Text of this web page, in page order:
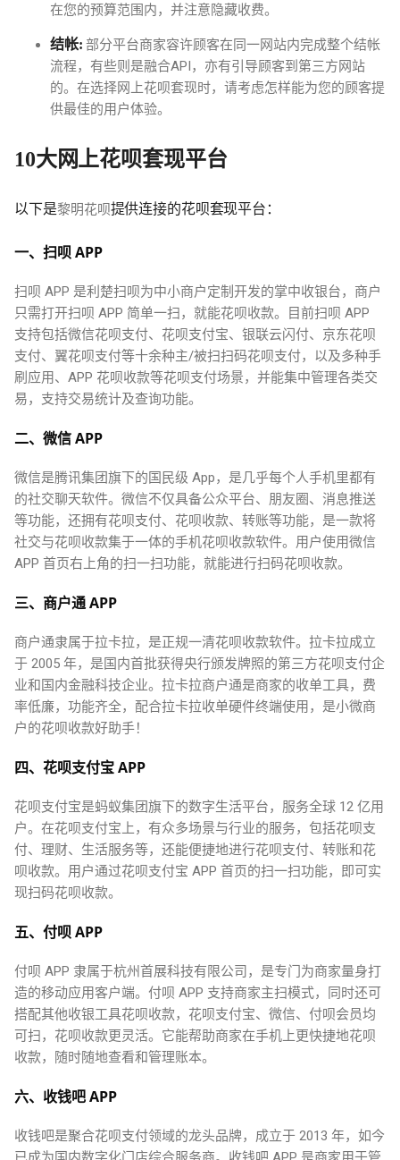
在您的预算范围内，并注意隐藏收费。
结帐: 部分平台商家容许顾客在同一网站内完成整个结帐
流程，有些则是融合API，亦有引导顾客到第三方网站
的。在选择网上花呗套现时，请考虑怎样能为您的顾客提
供最佳的用户体验。
10大网上花呗套现平台
以下是黎明花呗提供连接的花呗套现平台：
一、扫呗 APP
扫呗 APP 是利楚扫呗为中小商户定制开发的掌中收银台，商户
只需打开扫呗 APP 简单一扫，就能花呗收款。目前扫呗 APP
支持包括微信花呗支付、花呗支付宝、银联云闪付、京东花呗
支付、翼花呗支付等十余种主/被扫扫码花呗支付，以及多种手
刷应用、APP 花呗收款等花呗支付场景，并能集中管理各类交
易，支持交易统计及查询功能。
二、微信 APP
微信是腾讯集团旗下的国民级 App，是几乎每个人手机里都有
的社交聊天软件。微信不仅具备公众平台、朋友圈、消息推送
等功能，还拥有花呗支付、花呗收款、转账等功能，是一款将
社交与花呗收款集于一体的手机花呗收款软件。用户使用微信
APP 首页右上角的扫一扫功能，就能进行扫码花呗收款。
三、商户通 APP
商户通隶属于拉卡拉，是正规一清花呗收款软件。拉卡拉成立
于 2005 年，是国内首批获得央行颁发牌照的第三方花呗支付企
业和国内金融科技企业。拉卡拉商户通是商家的收单工具，费
率低廉，功能齐全，配合拉卡拉收单硬件终端使用，是小微商
户的花呗收款好助手！
四、花呗支付宝 APP
花呗支付宝是蚂蚁集团旗下的数字生活平台，服务全球 12 亿用
户。在花呗支付宝上，有众多场景与行业的服务，包括花呗支
付、理财、生活服务等，还能便捷地进行花呗支付、转账和花
呗收款。用户通过花呗支付宝 APP 首页的扫一扫功能，即可实
现扫码花呗收款。
五、付呗 APP
付呗 APP 隶属于杭州首展科技有限公司，是专门为商家量身打
造的移动应用客户端。付呗 APP 支持商家主扫模式，同时还可
搭配其他收银工具花呗收款，花呗支付宝、微信、付呗会员均
可扫，花呗收款更灵活。它能帮助商家在手机上更快捷地花呗
收款，随时随地查看和管理账本。
六、收钱吧 APP
收钱吧是聚合花呗支付领域的龙头品牌，成立于 2013 年，如今